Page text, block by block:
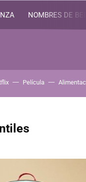
NOMBRES DE
Película